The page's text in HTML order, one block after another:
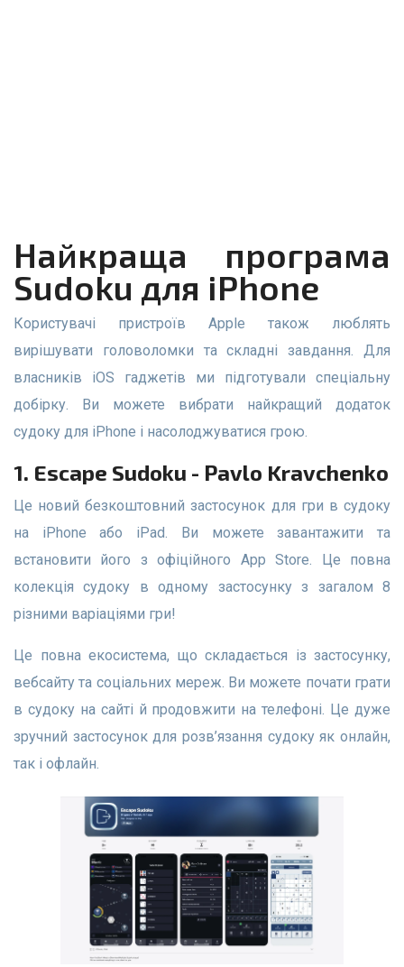
Найкраща програма
Sudoku для iPhone
Користувачі пристроїв Apple також люблять
вирішувати головоломки та складні завдання. Для
власників iOS гаджетів ми підготували спеціальну
добірку. Ви можете вибрати найкращий додаток
судоку для iPhone і насолоджуватися грою.
1. Escape Sudoku - Pavlo Kravchenko
Це новий безкоштовний застосунок для гри в судоку
на iPhone або iPad. Ви можете завантажити та
встановити його з офіційного App Store. Це повна
колекція судоку в одному застосунку з загалом 8
різними варіаціями гри!
Це повна екосистема, що складається із застосунку,
вебсайту та соціальних мереж. Ви можете почати грати
в судоку на сайті й продовжити на телефоні. Це дуже
зручний застосунок для розв’язання судоку як онлайн,
так і офлайн.